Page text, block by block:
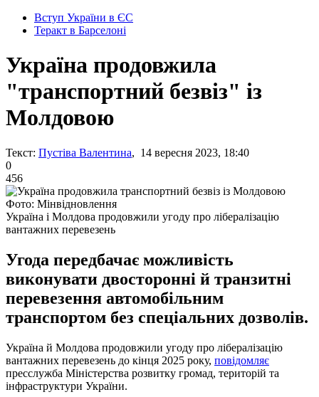
Вступ України в ЄС
Теракт в Барселоні
Україна продовжила
"транспортний безвіз" із
Молдовою
Текст: Пустіва Валентина, 14 вересня 2023, 18:40
0
456
Фото: Мінвідновлення
Україна і Молдова продовжили угоду про лібералізацію
вантажних перевезень
Угода передбачає можливість
виконувати двосторонні й транзитні
перевезення автомобільним
транспортом без спеціальних дозволів.
Україна й Молдова продовжили угоду про лібералізацію
вантажних перевезень до кінця 2025 року, повідомляє
пресслужба Міністерства розвитку громад, територій та
інфраструктури України.